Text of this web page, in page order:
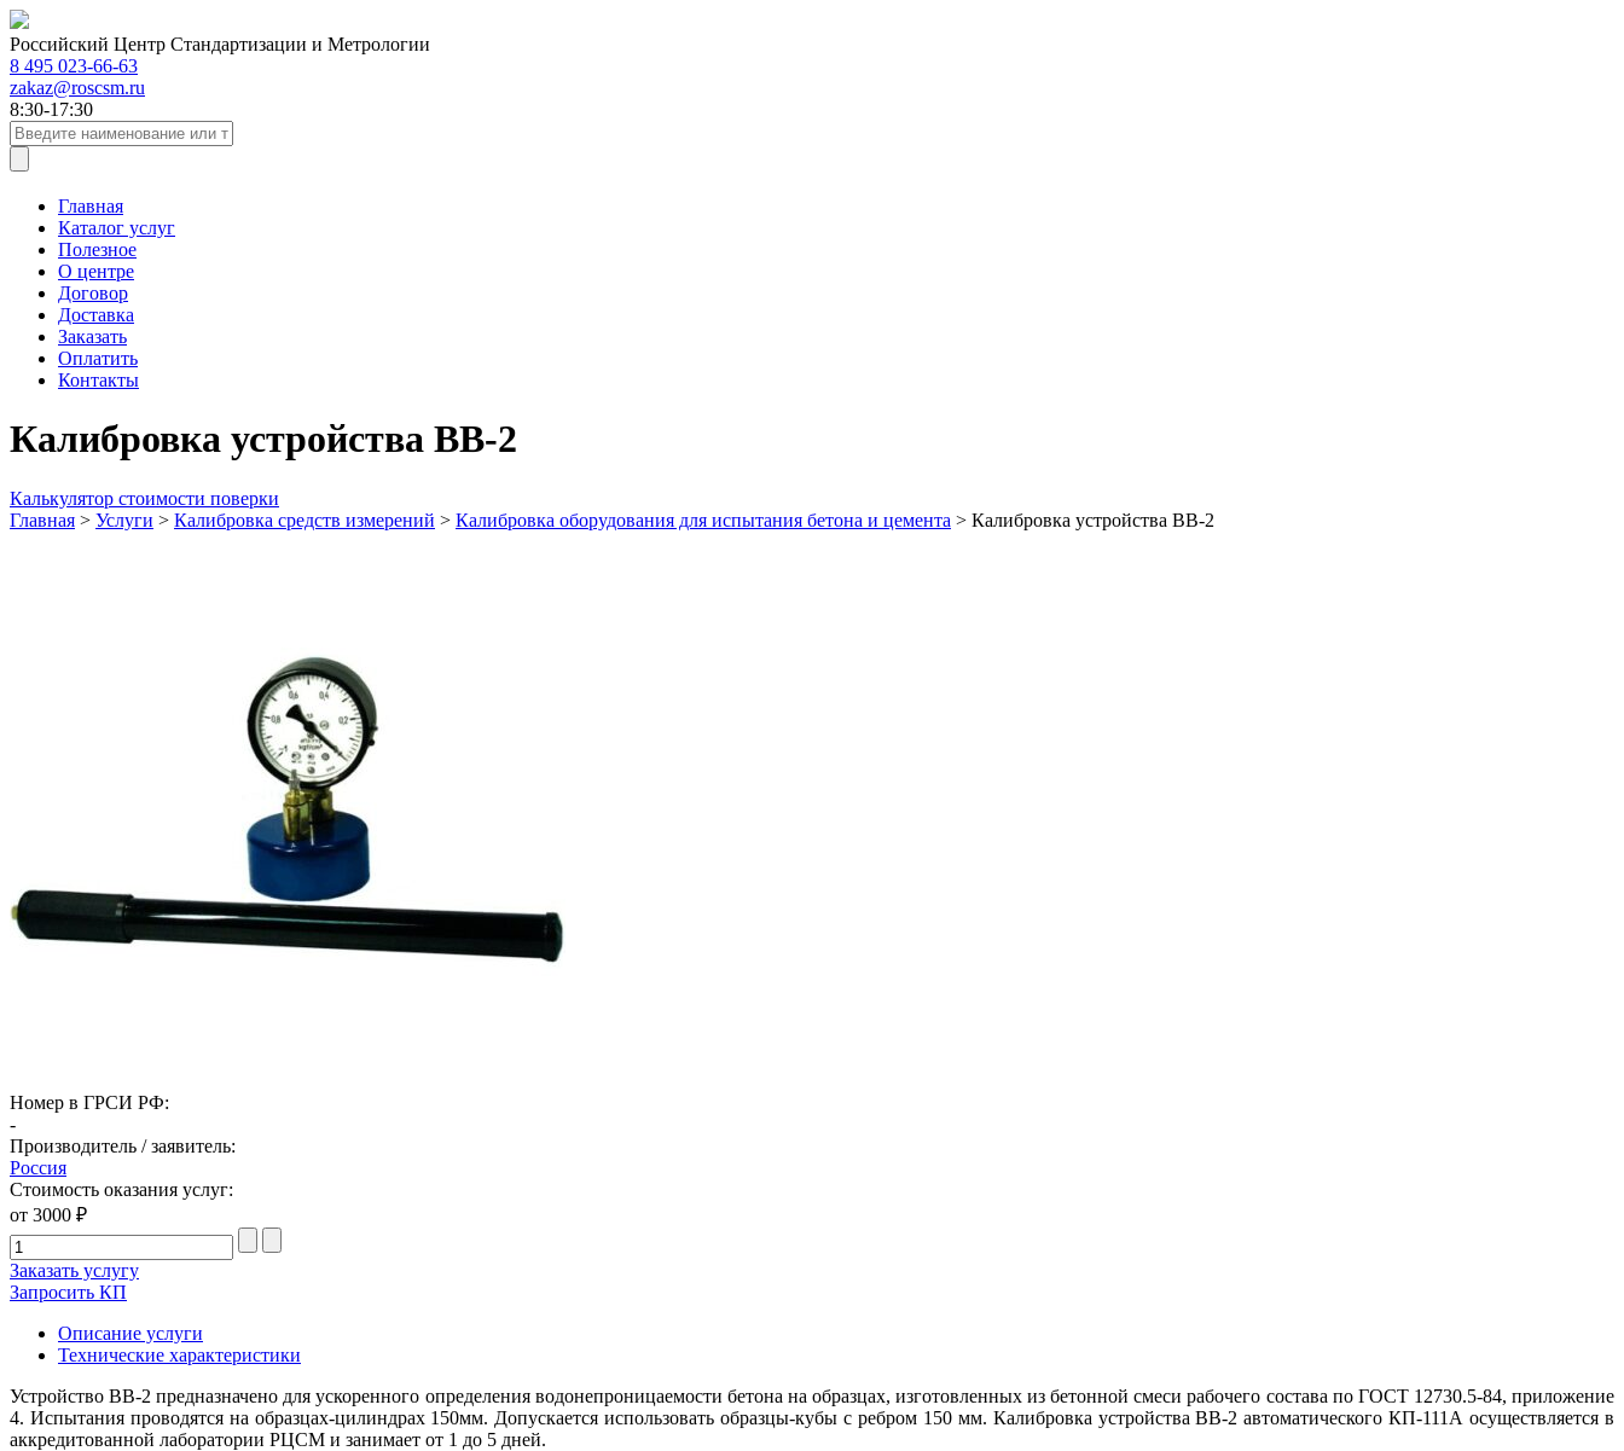
Российский Центр Стандартизации и Метрологии
8 495 023-66-63
zakaz@roscsm.ru
8:30-17:30
Главная
Каталог услуг
Полезное
О центре
Договор
Доставка
Заказать
Оплатить
Контакты
Калибровка устройства ВВ-2
Калькулятор стоимости поверки
Главная > Услуги > Калибровка средств измерений > Калибровка оборудования для испытания бетона и цемента > Калибровка устройства ВВ-2
Номер в ГРСИ РФ:
-
Производитель / заявитель:
Россия
Стоимость оказания услуг:
от 3000 ₽
Заказать услугу
Запросить КП
Описание услуги
Технические характеристики
Устройство ВВ-2 предназначено для ускоренного определения водонепроницаемости бетона на образцах, изготовленных из бетонной смеси рабочего состава по ГОСТ 12730.5-84, приложение
4. Испытания проводятся на образцах-цилиндрах 150мм. Допускается использовать образцы-кубы с ребром 150 мм. Калибровка устройства ВВ-2 автоматического КП-111А осуществляется в
аккредитованной лаборатории РЦСМ и занимает от 1 до 5 дней.